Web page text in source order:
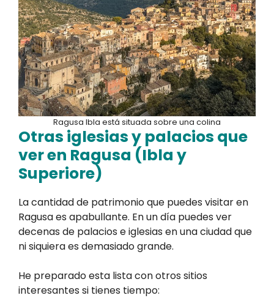
Ragusa Ibla está situada sobre una colina
Otras iglesias y palacios que
ver en Ragusa (Ibla y
Superiore)
La cantidad de patrimonio que puedes visitar en
Ragusa es apabullante. En un día puedes ver
decenas de palacios e iglesias en una ciudad que
ni siquiera es demasiado grande.
He preparado esta lista con otros sitios
interesantes si tienes tiempo: